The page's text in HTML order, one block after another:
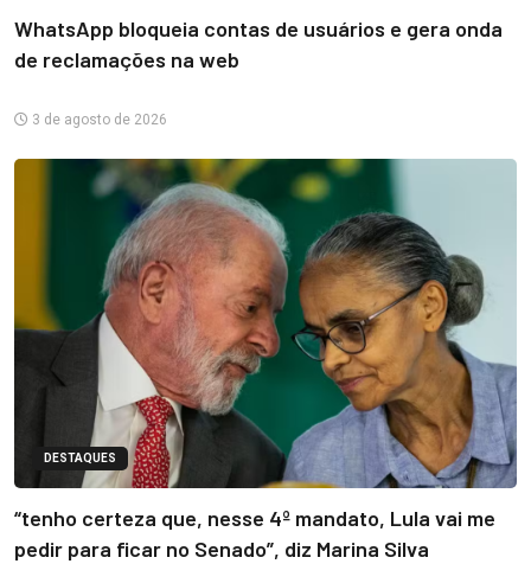
WhatsApp bloqueia contas de usuários e gera onda
de reclamações na web
3 de agosto de 2026
DESTAQUES
“tenho certeza que, nesse 4º mandato, Lula vai me
pedir para ficar no Senado”, diz Marina Silva